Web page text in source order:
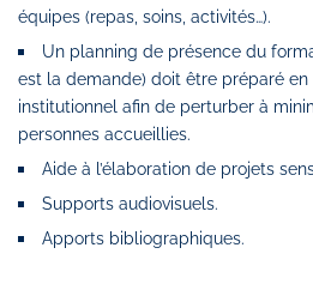
équipes (repas, soins, activités…).
Un planning de présence du
est la demande) doit être préparé
institutionnel afin de perturber à
personnes accueillies.
Aide à l’élaboration de projets
Supports audiovisuels.
Apports bibliographiques.